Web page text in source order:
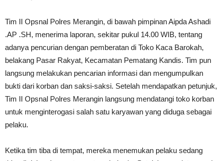
Tim II Opsnal Polres Merangin, di bawah pimpinan Aipda Ashadi
.AP .SH, menerima laporan, sekitar pukul 14.00 WIB, tentang
adanya pencurian dengan pemberatan di Toko Kaca Barokah,
belakang Pasar Rakyat, Kecamatan Pematang Kandis. Tim pun
langsung melakukan pencarian informasi dan mengumpulkan
bukti dari korban dan saksi-saksi. Setelah mendapatkan petunjuk,
Tim II Opsnal Polres Merangin langsung mendatangi toko korban
untuk menginterogasi salah satu karyawan yang diduga sebagai
pelaku.
Ketika tim tiba di tempat, mereka menemukan pelaku sedang